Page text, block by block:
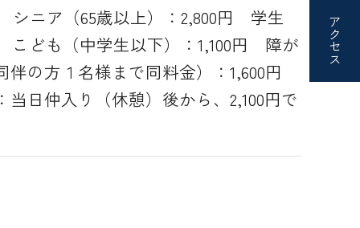
アクセス
ニア（65歳以上）：2,800円 学生
こども（中学生以下）：1,100円 障が
伴の方１名様まで同料金）：1,600円
日仲入り（休憩）後から、2,100円で